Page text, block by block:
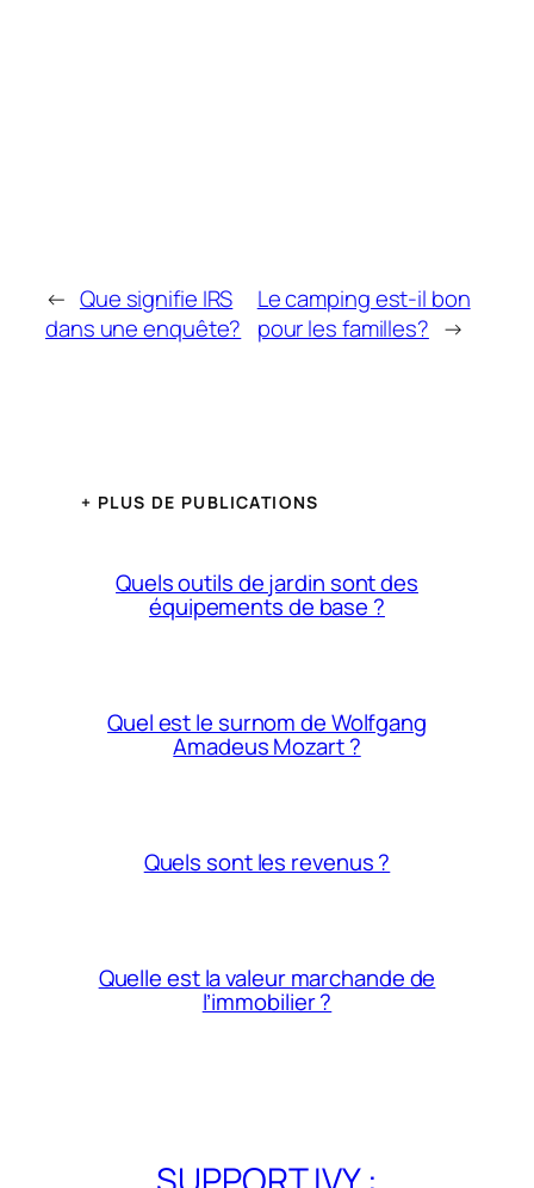
← Que signifie IRS
dans une enquête?
Le camping est-il bon
pour les familles? →
+ PLUS DE PUBLICATIONS
Quels outils de jardin sont des
équipements de base ?
Quel est le surnom de Wolfgang
Amadeus Mozart ?
Quels sont les revenus ?
Quelle est la valeur marchande de
l’immobilier ?